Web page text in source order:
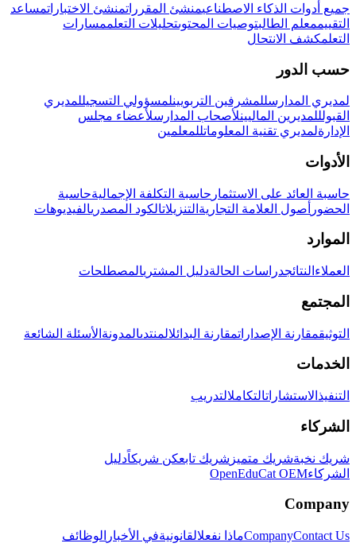
جميع أدوات الذكاء الاصطناعيمنشئ المقرراتمنشئ الاختباراتمساعد
التقييممعلم الطالبتوصيات المحتوىتحليلات التعلممسارات
التعلمكشف الانتحال
حسب الدور
لمديري المدارسللمشرفين التربويينلمسؤولي التسجيللمديري
القبولللمديرين الماليينلأصحاب المدارسلأعضاء مجلس
الإدارةلمديري تقنية المعلوماتللمعلمين
الأدوات
حاسبة العائد على الاستثمار حاسبة التكلفة الإجماليةحاسبة
الحضور أصول العلامة التجارية التنزيلاتالكود المصدريالفيديوهات
الموارد
العملاء النتائجدراسات الحالةدليل المشتريالمصطلحات
المجتمع
التوثيقمقارنة الإصداراتمقارنة البدائلالمنتدىالمدونة الأسئلة الشائعة
الخدمات
التنفيذ الاستشاراتالتكاملالتدريب
الشركاء
شريك نخبةشريك متميز شريك تابعكن شريكاًدليل
الشركاءOpenEduCat OEM
Company
CompanyContact Us ماذا نفعلالقانونيةفي الأخبار الوظائف